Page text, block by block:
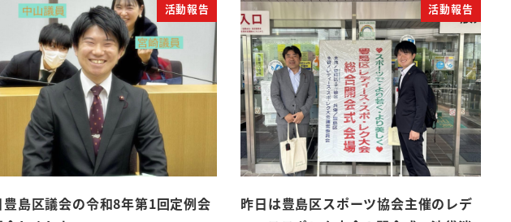
活動報告
豊島区議会の令和8年第1回定例会
活動報告
昨日は豊島区スポーツ協会主催のレデ